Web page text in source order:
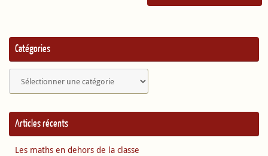
Catégories
Articles récents
Les maths en dehors de la classe